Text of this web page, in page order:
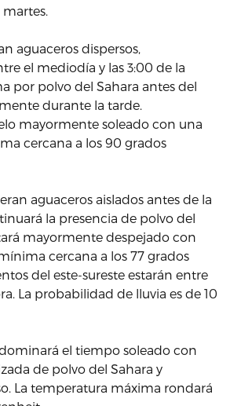
martes.
aguaceros dispersos,
el mediodía y las 3:00 de la
por polvo del Sahara antes del
durante la tarde.
mayormente soleado con una
cercana a los 90 grados
aguaceros aislados antes de la
la presencia de polvo del
mayormente despejado con
cercana a los 77 grados
del este-sureste estarán entre
La probabilidad de lluvia es de 10
el tiempo soleado con
de polvo del Sahara y
La temperatura máxima rondará